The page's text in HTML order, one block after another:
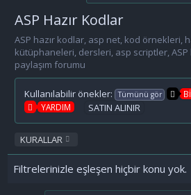
ASP Hazır Kodlar
ASP hazır kodlar, asp net, kod örnekleri,
kütüphaneleri, dersleri, asp scriptler,
paylaşım forumu
Kullanılabilir önekler: Tümünü gör
YARDIM
SATIN ALINIR
KURALLAR
Filtrelerinizle eşleşen hiçbir konu yok.